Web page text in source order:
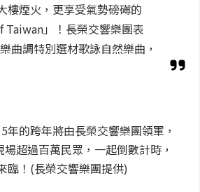
樓煙火，更享受氣勢磅礡的
Taiwan」！長榮交響樂團表
曲調特別選材歌詠自然樂曲，
年的跨年將由長榮交響樂團領軍，
超過百萬民眾，一起倒數計時，
臨！(長榮交響樂團提供)